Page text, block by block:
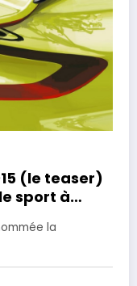
(le teaser)
sport à
la